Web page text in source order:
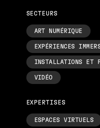
SECTEURS
ART NUMÉRIQUE
EXPÉRIENCES
INSTALLATIONS ET
VIDÉO
EXPERTISES
ESPACES VIRTUELS